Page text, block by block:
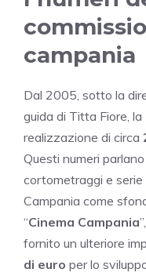
campania
Dal 2005, sotto la
guida di Titta Fiore,
realizzazione di circa
Questi numeri
cortometraggi e
Campania come
“Cinema Campania
fornito un ulteriore
di euro per lo